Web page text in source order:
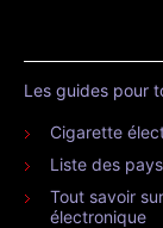
Les guides pour
Cigarette
Liste des
Tout savoir
électronique